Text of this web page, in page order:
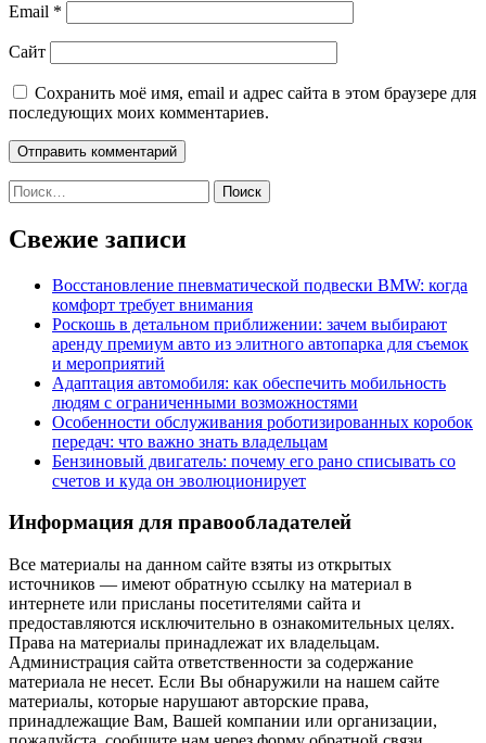
Email *
Сайт
Сохранить моё имя, email и адрес сайта в этом браузере для
последующих моих комментариев.
Найти:
Свежие записи
Восстановление пневматической подвески BMW: когда
комфорт требует внимания
Роскошь в детальном приближении: зачем выбирают
аренду премиум авто из элитного автопарка для съемок
и мероприятий
Адаптация автомобиля: как обеспечить мобильность
людям с ограниченными возможностями
Особенности обслуживания роботизированных коробок
передач: что важно знать владельцам
Бензиновый двигатель: почему его рано списывать со
счетов и куда он эволюционирует
Информация для правообладателей
Все материалы на данном сайте взяты из открытых
источников — имеют обратную ссылку на материал в
интернете или присланы посетителями сайта и
предоставляются исключительно в ознакомительных целях.
Права на материалы принадлежат их владельцам.
Администрация сайта ответственности за содержание
материала не несет. Если Вы обнаружили на нашем сайте
материалы, которые нарушают авторские права,
принадлежащие Вам, Вашей компании или организации,